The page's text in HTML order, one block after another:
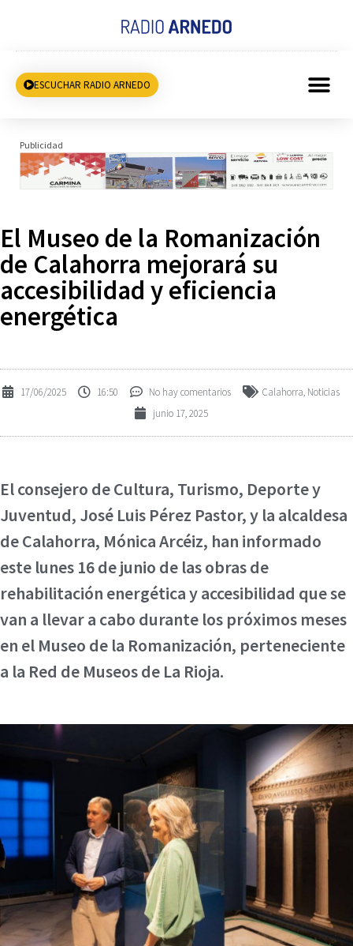
ESCUCHAR RADIO ARNEDO
Publicidad
El Museo de la Romanización
de Calahorra mejorará su
accesibilidad y eficiencia
energética
17/06/2025 16:50 No hay comentarios Calahorra, Noticias
junio 17, 2025
El consejero de Cultura, Turismo, Deporte y
Juventud, José Luis Pérez Pastor, y la alcaldesa
de Calahorra, Mónica Arcéiz, han informado
este lunes 16 de junio de las obras de
rehabilitación energética y accesibilidad que se
van a llevar a cabo durante los próximos meses
en el Museo de la Romanización, perteneciente
a la Red de Museos de La Rioja.